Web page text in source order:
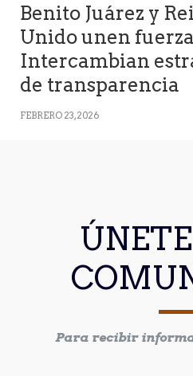
Benito Juárez y
Unido unen
Intercambian
de transparencia
FEBRERO 23, 2026
Para recibir